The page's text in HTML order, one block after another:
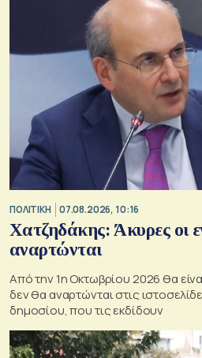
ΠΟΛΙΤΙΚΗ 07.08.2026, 10:16
Χατζηδάκης: Άκυρες οι
αναρτώνται
Από την 1η Οκτωβρίου 2026 θα
δεν θα αναρτώνται στις
δημοσίου, που τις εκδίδουν